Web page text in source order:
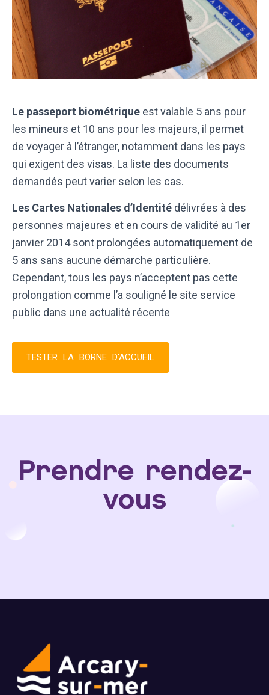
Le passeport biométrique est valable 5 ans pour
les mineurs et 10 ans pour les majeurs, il permet
de voyager à l’étranger, notamment dans les pays
qui exigent des visas. La liste des documents
demandés peut varier selon les cas.
Les Cartes Nationales d’Identité délivrées à des
personnes majeures et en cours de validité au 1er
janvier 2014 sont prolongées automatiquement de
5 ans sans aucune démarche particulière.
Cependant, tous les pays n’acceptent pas cette
prolongation comme l’a souligné le site service
public dans une actualité récente
TESTER LA BORNE D'ACCUEIL
Prendre rendez-
vous